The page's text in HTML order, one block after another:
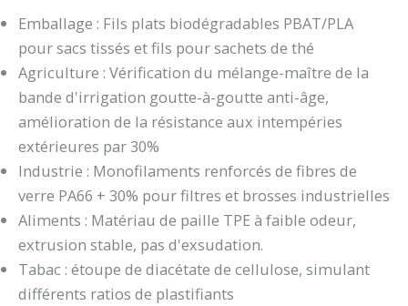
Emballage : Fils plats biodégradables PBAT/PLA
pour sacs tissés et fils pour sachets de thé
Agriculture : Vérification du mélange-maître de la
bande d'irrigation goutte-à-goutte anti-âge,
amélioration de la résistance aux intempéries
extérieures par 30%
Industrie : Monofilaments renforcés de fibres de
verre PA66 + 30% pour filtres et brosses industrielles
Aliments : Matériau de paille TPE à faible odeur,
extrusion stable, pas d'exsudation.
Tabac : étoupe de diacétate de cellulose, simulant
différents ratios de plastifiants